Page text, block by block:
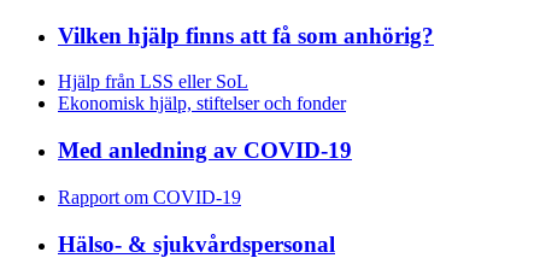
Vilken hjälp finns att få som anhörig?
Hjälp från LSS eller SoL
Ekonomisk hjälp, stiftelser och fonder
Med anledning av COVID-19
Rapport om COVID-19
Hälso- & sjukvårdspersonal